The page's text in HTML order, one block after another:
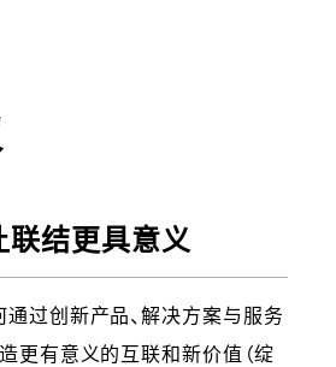
联结更具意义
过创新产品、解决方案与服务
更有意义的互联和新价值（绽